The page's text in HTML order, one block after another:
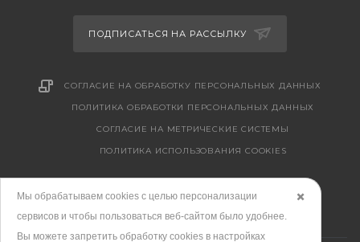
ПОДПИСАТЬСЯ НА РАССЫЛКУ
СОГЛАСИЕ НА ОБРАБОТКУ ПЕРСОНАЛЬНЫХ ДАННЫХ
ПОЛИТИКА ОБРАБОТКИ ПЕРСОНАЛЬНЫХ ДАННЫХ
CОГЛАСИЕ НА МЕТРИЧЕСКИЕ СИСТЕМЫ
ПОЛИТИКА ИСПОЛЬЗОВАНИЯ COOKIES
✖️
Мы обрабатываем cookies с целью персонализации
сервисов и чтобы пользоваться веб-сайтом было удобнее.
Вы можете запретить обработку сookies в настройках